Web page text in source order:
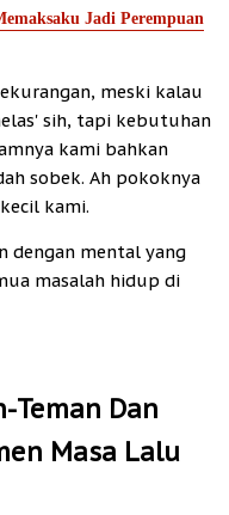
Jadi Perempuan
meski kalau
sih, tapi kebutuhan
kami bahkan
sobek. Ah pokoknya
kami.
dengan mental yang
masalah hidup di
Teman Dan
Masa Lalu